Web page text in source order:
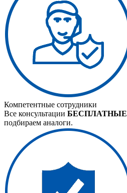
Компетентные сотрудники
Все консультации БЕСПЛАТНЫЕ
подбираем аналоги.